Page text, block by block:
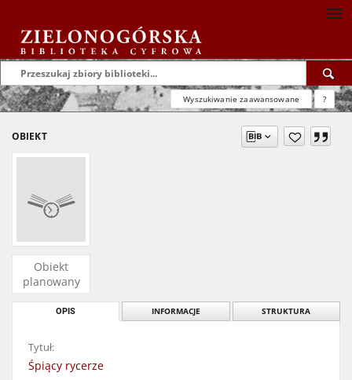
Wyszukiwanie zaawansowane ?
OBIEKT
Obiekt
planowany
OPIS INFORMACJE STRUKTURA
Tytuł:
Śpiący rycerze